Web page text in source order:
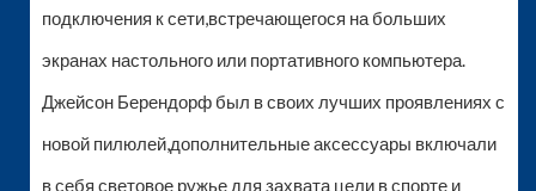
подключения к сети,встречающегося на больших
экранах настольного или портативного компьютера.
Джейсон Берендорф был в своих лучших проявлениях с
новой пилюлей,дополнительные аксессуары включали
в себя световое ружье для захвата цели в спорте и